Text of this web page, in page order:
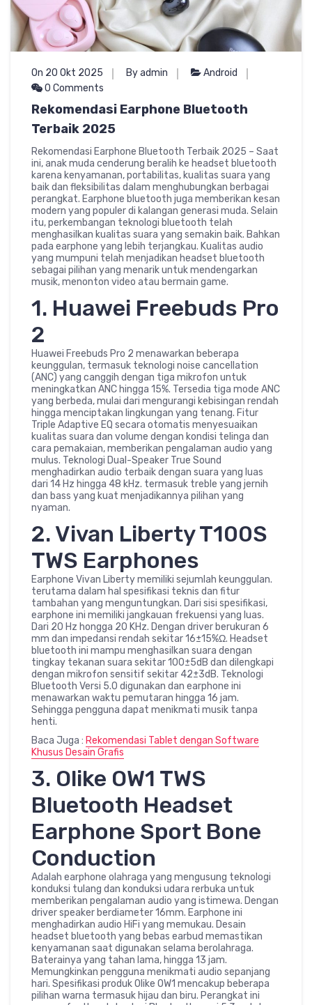
On 20 Okt 2025 By admin
Android
0 Comments
Rekomendasi Earphone Bluetooth
Terbaik 2025
Rekomendasi Earphone Bluetooth Terbaik 2025 – Saat
ini, anak muda cenderung beralih ke headset bluetooth
karena kenyamanan, portabilitas, kualitas suara yang
baik dan fleksibilitas dalam menghubungkan berbagai
perangkat. Earphone bluetooth juga memberikan kesan
modern yang populer di kalangan generasi muda. Selain
itu, perkembangan teknologi bluetooth telah
menghasilkan kualitas suara yang semakin baik. Bahkan
pada earphone yang lebih terjangkau. Kualitas audio
yang mumpuni telah menjadikan headset bluetooth
sebagai pilihan yang menarik untuk mendengarkan
musik, menonton video atau bermain game.
1. Huawei Freebuds Pro
2
Huawei Freebuds Pro 2 menawarkan beberapa
keunggulan, termasuk teknologi noise cancellation
(ANC) yang canggih dengan tiga mikrofon untuk
meningkatkan ANC hingga 15%. Tersedia tiga mode ANC
yang berbeda, mulai dari mengurangi kebisingan rendah
hingga menciptakan lingkungan yang tenang. Fitur
Triple Adaptive EQ secara otomatis menyesuaikan
kualitas suara dan volume dengan kondisi telinga dan
cara pemakaian, memberikan pengalaman audio yang
mulus. Teknologi Dual-Speaker True Sound
menghadirkan audio terbaik dengan suara yang luas
dari 14 Hz hingga 48 kHz. termasuk treble yang jernih
dan bass yang kuat menjadikannya pilihan yang
nyaman.
2. Vivan Liberty T100S
TWS Earphones
Earphone Vivan Liberty memiliki sejumlah keunggulan.
terutama dalam hal spesifikasi teknis dan fitur
tambahan yang menguntungkan. Dari sisi spesifikasi,
earphone ini memiliki jangkauan frekuensi yang luas.
Dari 20 Hz hongga 20 KHz. Dengan driver berukuran 6
mm dan impedansi rendah sekitar 16±15%Ω. Headset
bluetooth ini mampu menghasilkan suara dengan
tingkay tekanan suara sekitar 100±5dB dan dilengkapi
dengan mikrofon sensitif sekitar 42±3dB. Teknologi
Bluetooth Versi 5.0 digunakan dan earphone ini
menawarkan waktu pemutaran hingga 16 jam.
Sehingga pengguna dapat menikmati musik tanpa
henti.
Baca Juga : Rekomendasi Tablet dengan Software
Khusus Desain Grafis
3. Olike OW1 TWS
Bluetooth Headset
Earphone Sport Bone
Conduction
Adalah earphone olahraga yang mengusung teknologi
konduksi tulang dan konduksi udara rerbuka untuk
memberikan pengalaman audio yang istimewa. Dengan
driver speaker berdiameter 16mm. Earphone ini
menghadirkan audio HiFi yang memukau. Desain
headset bluetooth yang bebas earbud memastikan
kenyamanan saat digunakan selama berolahraga.
Baterainya yang tahan lama, hingga 13 jam.
Memungkinkan pengguna menikmati audio sepanjang
hari. Spesifikasi produk Olike OW1 mencakup beberapa
pilihan warna termasuk hijau dan biru. Perangkat ini